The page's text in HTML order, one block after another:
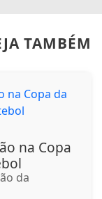
TAMBÉM
na Copa
da